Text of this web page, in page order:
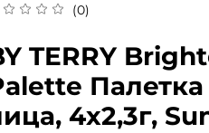
(0)
TERRY
4х2,3г,